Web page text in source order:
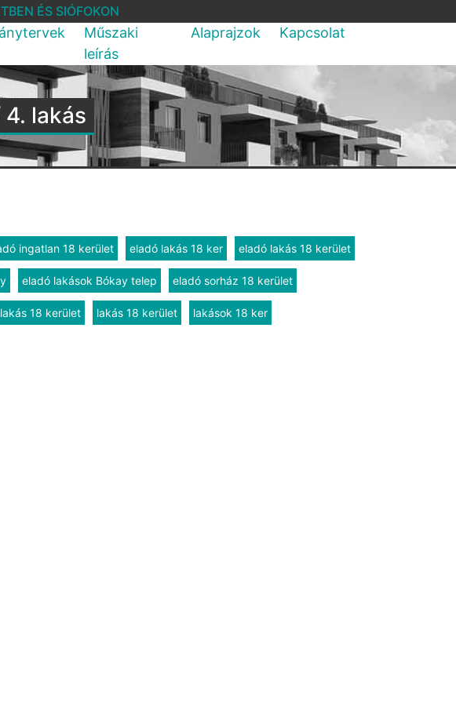
ÉS SIÓFOKON
Műszaki
leírás
Alaprajzok Kapcsolat
4. lakás
ingatlan 18 kerület eladó lakás 18 ker eladó lakás 18 kerület
eladó lakások Bókay telep eladó sorház 18 kerület
18 kerület lakás 18 kerület lakások 18 ker